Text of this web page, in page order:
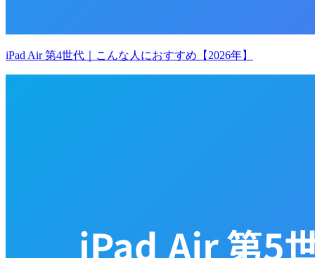
iPad Air 第4世代｜こんな人におすすめ【2026年】